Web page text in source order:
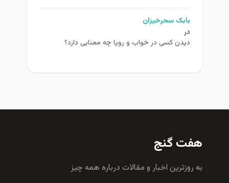
بابک سحرخیزان
در
دیدن کسی در خواب و رویا چه معنایی دارد؟
هفت گنج
به روزترين اخبار و مقالات درباره همه چيز